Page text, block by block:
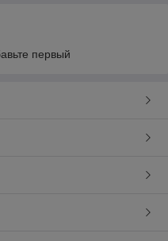
первый